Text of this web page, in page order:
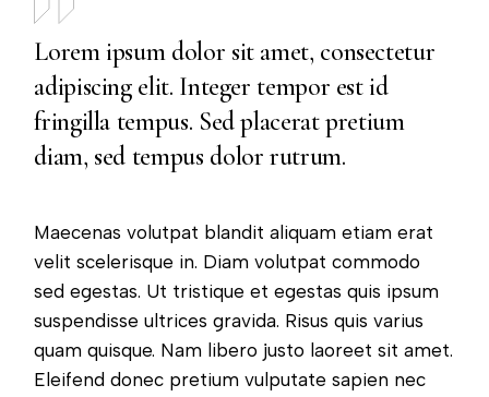
Lorem ipsum dolor sit amet, consectetur
adipiscing elit. Integer tempor est id
fringilla tempus. Sed placerat pretium
diam, sed tempus dolor rutrum.
Maecenas volutpat blandit aliquam etiam erat
velit scelerisque in. Diam volutpat commodo
sed egestas. Ut tristique et egestas quis ipsum
suspendisse ultrices gravida. Risus quis varius
quam quisque. Nam libero justo laoreet sit amet.
Eleifend donec pretium vulputate sapien nec